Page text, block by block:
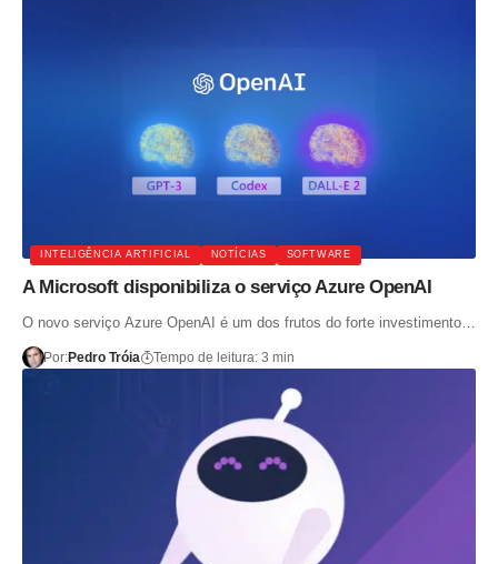
INTELIGÊNCIA ARTIFICIAL NOTÍCIAS SOFTWARE
A Microsoft disponibiliza o serviço Azure OpenAI
O novo serviço Azure OpenAI é um dos frutos do forte investimento…
Por:Pedro Tróia Tempo de leitura: 3 min